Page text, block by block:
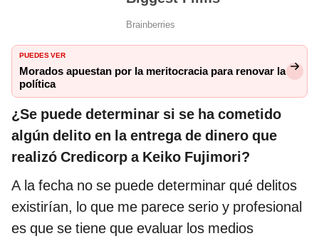
PUEDES VER
Morados apuestan por la meritocracia para renovar la
política
¿Se puede determinar si se ha cometido
algún delito en la entrega de dinero que
realizó Credicorp a Keiko Fujimori?
A la fecha no se puede determinar qué delitos
existirían, lo que me parece serio y profesional
es que se tiene que evaluar los medios